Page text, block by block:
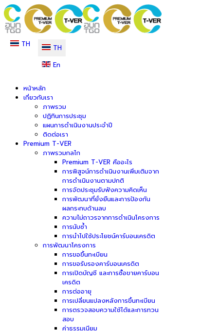
TH
TH
En
หน้าหลัก
เกี่ยวกับเรา
ภาพรวม
ปฏิทินการประชุม
แผนการดำเนินงานประจำปี
ติดต่อเรา
Premium T-VER
ภาพรวมกลไก
Premium T-VER คืออะไร
การพิสูจน์การดำเนินงานเพิ่มเติมจาก
การดำเนินงานตามปกติ
การจัดประชุมรับฟังความคิดเห็น
การพัฒนาที่ยั่งยืนและการป้องกัน
ผลกระทบด้านลบ
ความไม่ถาวรจากการดำเนินโครงการ
การนับซ้ำ
การนำไปใช้ประโยชน์คาร์บอนเครดิต
การพัฒนาโครงการ
การขอขึ้นทะเบียน
การขอรับรองคาร์บอนเครดิต
การเปิดบัญชี และการซื้อขายคาร์บอน
เครดิต
การต่ออายุ
การเปลี่ยนแปลงหลังการขึ้นทะเบียน
การตรวจสอบความใช้ได้และการทวน
สอบ
ค่าธรรมเนียม